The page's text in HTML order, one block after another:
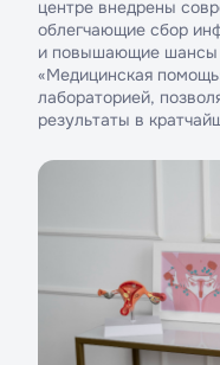
центре внедрены
облегчающие сбор
и повышающие шансы
«Медицинская
лабораторией,
результаты в